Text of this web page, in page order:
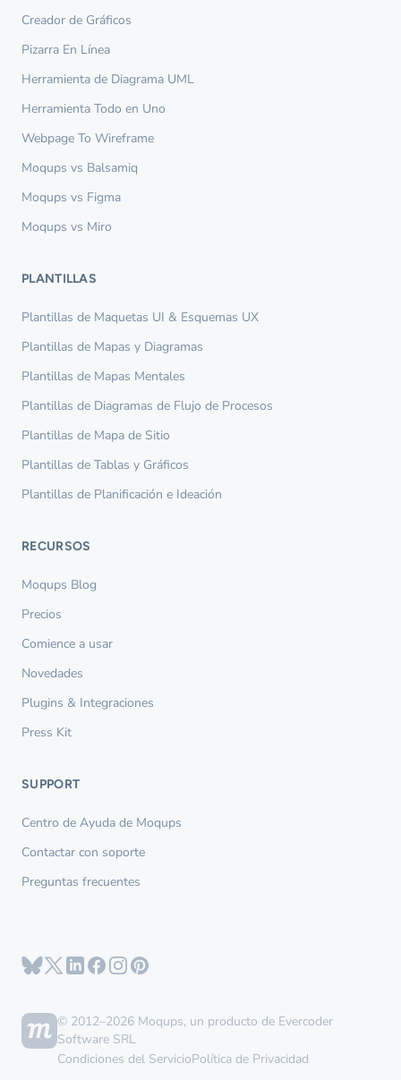
Creador de Gráficos
Pizarra En Línea
Herramienta de Diagrama UML
Herramienta Todo en Uno
Webpage To Wireframe
Moqups vs Balsamiq
Moqups vs Figma
Moqups vs Miro
PLANTILLAS
Plantillas de Maquetas UI & Esquemas UX
Plantillas de Mapas y Diagramas
Plantillas de Mapas Mentales
Plantillas de Diagramas de Flujo de Procesos
Plantillas de Mapa de Sitio
Plantillas de Tablas y Gráficos
Plantillas de Planificación e Ideación
RECURSOS
Moqups Blog
Precios
Comience a usar
Novedades
Plugins & Integraciones
Press Kit
SUPPORT
Centro de Ayuda de Moqups
Contactar con soporte
Preguntas frecuentes
© 2012–2026 Moqups, un producto de Evercoder
Software SRL
Condiciones del ServicioPolítica de Privacidad